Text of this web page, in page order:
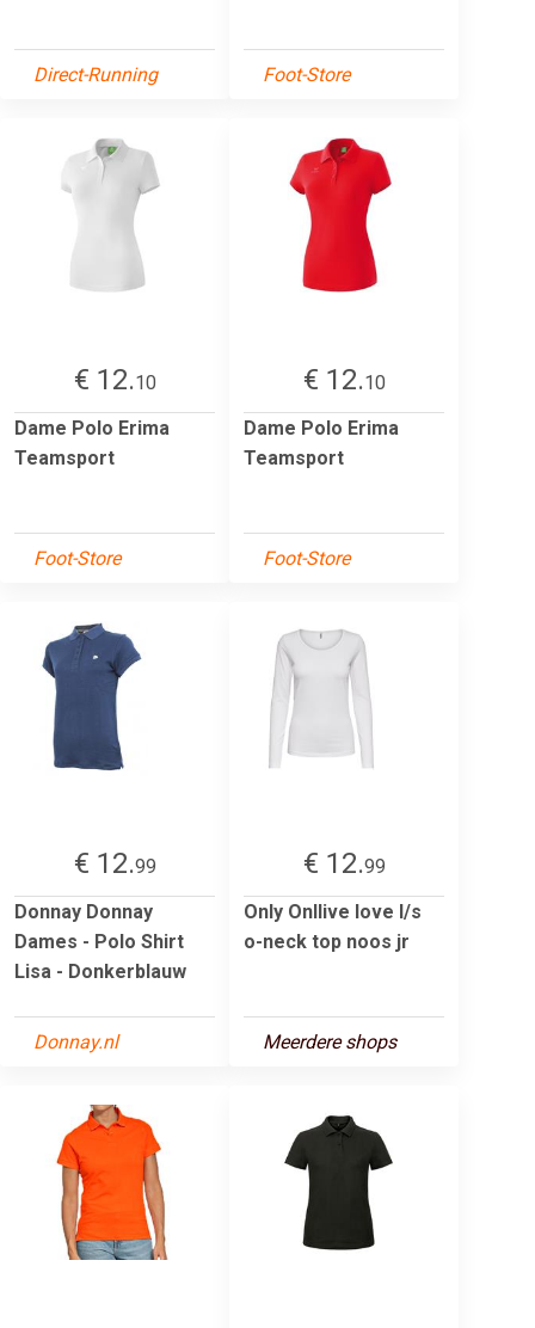
Direct-Running Foot-Store
€ 12.10
Dame Polo Erima
Teamsport
Foot-Store
€ 12.10
Dame Polo Erima
Teamsport
Foot-Store
€ 12.99
Donnay Donnay
Dames - Polo Shirt
Lisa - Donkerblauw
Donnay.nl
€ 12.99
Only Onllive love l/s
o-neck top noos jr
Meerdere shops